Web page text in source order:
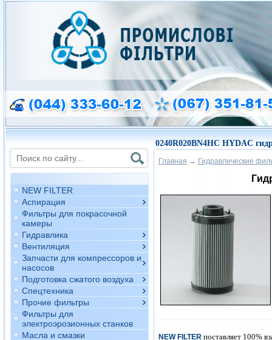
NEW FILTER
Аспирация
Фильтры для покрасочной
камеры
Гидравлика
Вентиляция
Запчасти для компрессоров и
насосов
Подготовка сжатого воздуха
Спецтехника
Прочие фильтры
Фильтры для
электроэрозионных станков
Масла и смазки
0240R020BN4HC HYDAC
Главная → Гидравлические
NEW FILTER поставляет 100%